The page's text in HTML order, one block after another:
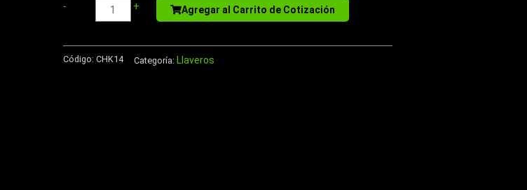
-
de
+ Agregar al Carrito de Cotización
Código: CHK14 Categoría: Llaveros